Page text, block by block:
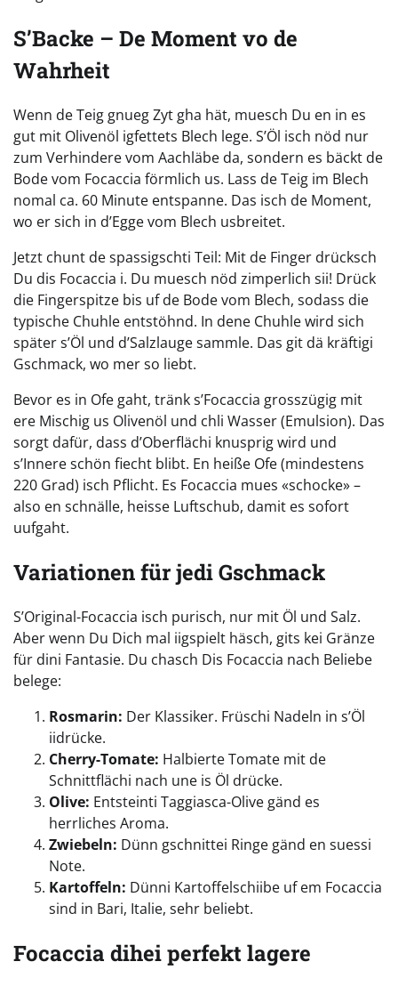
S’Backe – De Moment vo de
Wahrheit
Wenn de Teig gnueg Zyt gha hät, muesch Du en in es
gut mit Olivenöl igfettets Blech lege. S’Öl isch nöd nur
zum Verhindere vom Aachläbe da, sondern es bäckt de
Bode vom Focaccia förmlich us. Lass de Teig im Blech
nomal ca. 60 Minute entspanne. Das isch de Moment,
wo er sich in d’Egge vom Blech usbreitet.
Jetzt chunt de spassigschti Teil: Mit de Finger drücksch
Du dis Focaccia i. Du muesch nöd zimperlich sii! Drück
die Fingerspitze bis uf de Bode vom Blech, sodass die
typische Chuhle entstöhnd. In dene Chuhle wird sich
später s’Öl und d’Salzlauge sammle. Das git dä kräftigi
Gschmack, wo mer so liebt.
Bevor es in Ofe gaht, tränk s’Focaccia grosszügig mit
ere Mischig us Olivenöl und chli Wasser (Emulsion). Das
sorgt dafür, dass d’Oberflächi knusprig wird und
s’Innere schön fiecht blibt. En heiße Ofe (mindestens
220 Grad) isch Pflicht. Es Focaccia mues «schocke» –
also en schnälle, heisse Luftschub, damit es sofort
uufgaht.
Variationen für jedi Gschmack
S’Original-Focaccia isch purisch, nur mit Öl und Salz.
Aber wenn Du Dich mal iigspielt häsch, gits kei Gränze
für dini Fantasie. Du chasch Dis Focaccia nach Beliebe
belege:
Rosmarin: Der Klassiker. Früschi Nadeln in s’Öl
iidrücke.
Cherry-Tomate: Halbierte Tomate mit de
Schnittflächi nach une is Öl drücke.
Olive: Entsteinti Taggiasca-Olive gänd es
herrliches Aroma.
Zwiebeln: Dünn gschnittei Ringe gänd en suessi
Note.
Kartoffeln: Dünni Kartoffelschiibe uf em Focaccia
sind in Bari, Italie, sehr beliebt.
Focaccia dihei perfekt lagere